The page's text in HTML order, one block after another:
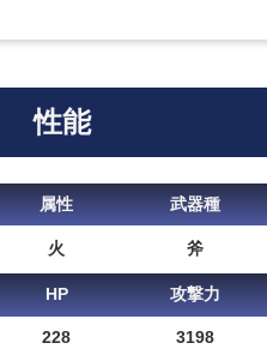
性能
属性 武器種
火 斧
HP 攻撃力
228 3198